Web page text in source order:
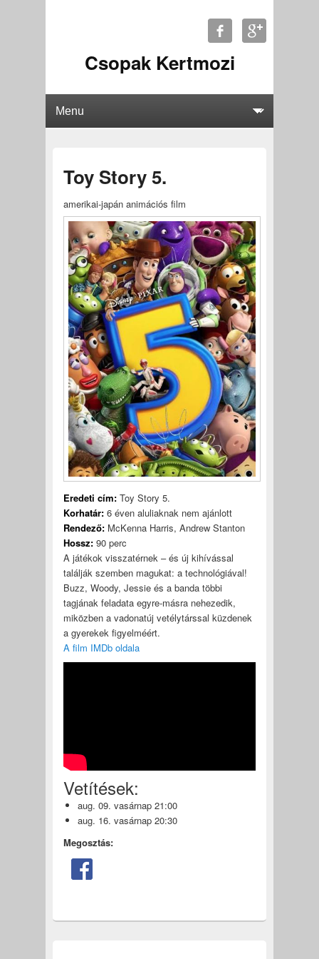
Csopak Kertmozi
Toy Story 5.
amerikai-japán animációs film
Eredeti cím: Toy Story 5.
Korhatár: 6 éven aluliaknak nem ajánlott
Rendező: McKenna Harris, Andrew Stanton
Hossz: 90 perc
A játékok visszatérnek – és új kihívással
találják szemben magukat: a technológiával!
Buzz, Woody, Jessie és a banda többi
tagjának feladata egyre-másra nehezedik,
miközben a vadonatúj vetélytárssal küzdenek
a gyerekek figyelméért.
A film IMDb oldala
Vetítések:
aug. 09. vasárnap 21:00
aug. 16. vasárnap 20:30
Megosztás: